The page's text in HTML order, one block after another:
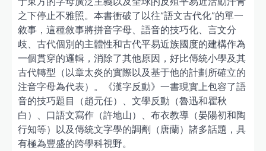
之下停止不雅照。本書衝破了以往“語文古代化”的單一
敘事，這種敘事將拼音字母、語音的技巧化、言文分
歧、古代個別的主體性和古代平易近族國度的建構作為
一個貫穿的邏輯，消除了其他原因，好比傳統小學及其
古代轉型（以章太炎的實際以及基于他的計劃所確立的
注音字母為代表）。《漢字反動》一書現實上包容了語
音的技巧題目（趙元任）、文學反動（魯迅和瞿秋
白）、口語文寫作（許地山）、布衣教導（晏陽初和陶
行知等）以及傳統文字學的調劑（唐蘭）諸多話題，具
有極為豐盛的跨學科視野。